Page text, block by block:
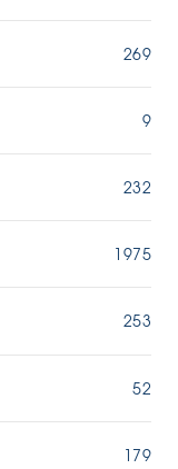
269
9
232
1975
253
52
179